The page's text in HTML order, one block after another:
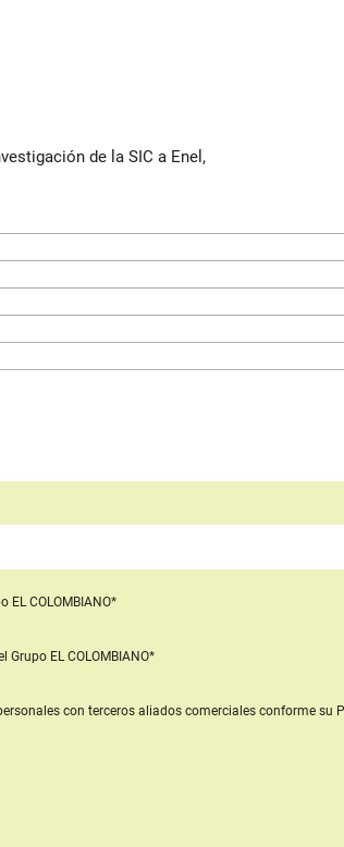
de la SIC a Enel,
EL COLOMBIANO*
Grupo EL COLOMBIANO*
con terceros aliados comercialesconforme su